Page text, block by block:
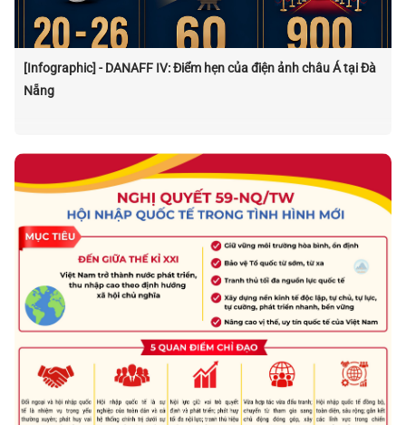
[Infographic] - DANAFF IV: Điểm hẹn của điện ảnh châu Á tại Đà
Nẵng